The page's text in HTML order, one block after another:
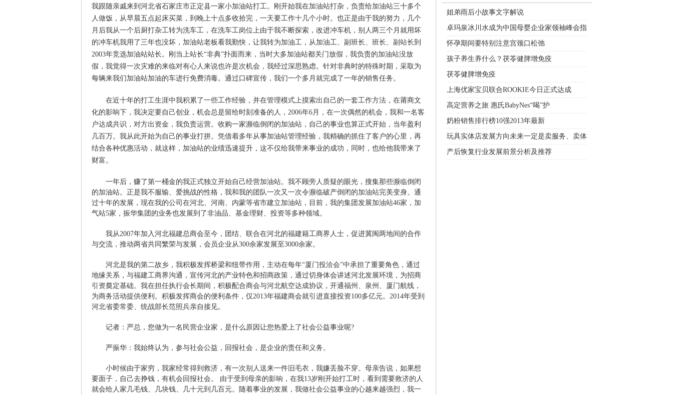
我跟随亲戚来到河北省石家庄市正定县一家小加油站打工。刚开始我在加油站打杂，负责给加油站三十多个
人做饭，从早晨五点起床买菜，到晚上十点多收拾完，一天要工作十几个小时。也正是由于我的努力，几个
月后我从一个后厨打杂工转为洗车工，在洗车工岗位上由于我不断探索，改进冲车机，别人两三个月就用坏
的冲车机我用了三年也没坏，加油站老板看我勤快，让我转为加油工，从加油工、副班长、班长、副站长到
2003年竞选加油站站长。刚当上站长“非典”扑面而来，当时大多加油站都关门放假，我负责的加油站没放
假，我觉得一次灾难的来临对有心人来说也许是次机会，我经过深思熟虑。针对非典时的特殊时期，采取为
每辆来我们加油站加油的车进行免费消毒。通过口碑宣传，我们一个多月就完成了一年的销售任务。
在近十年的打工生涯中我积累了一些工作经验，并在管理模式上摸索出自己的一套工作方法，在莆商文
化的影响下，我决定要自己创业，机会总是留给时刻准备的人，2006年6月，在一次偶然的机会，我和一名客
户达成共识，对方出资金，我负责运营。收购一家濒临倒闭的加油站，自己的事业也算正式开始，当年盈利
几百万。我从此开始为自己的事业打拼。凭借着多年从事加油站管理经验，我精确的抓住了客户的心里，再
结合各种优惠活动，就这样，加油站的业绩迅速提升，这不仅给我带来事业的成功，同时，也给他我带来了
财富。
一年后，赚了第一桶金的我正式独立开始自己经营加油站。我不顾旁人质疑的眼光，搜集那些濒临倒闭
的加油站。正是我不服输、爱挑战的性格，我和我的团队一次又一次令濒临破产倒闭的加油站完美变身。通
过十年的发展，现在我的公司在河北、河南、内蒙等省市建立加油站，目前，我的集团发展加油站46家，加
气站5家，振华集团的业务也发展到了非油品、基金理财、投资等多种领域。
我从2007年加入河北福建总商会至今，团结、联合在河北的福建籍工商界人士，促进冀闽两地间的合作
与交流，推动两省共同繁荣与发展，会员企业从300余家发展至3000余家。
河北是我的第二故乡，我积极发挥桥梁和纽带作用，主动在每年“厦门投洽会”中承担了重要角色，通过
地缘关系，与福建工商界沟通，宣传河北的产业特色和招商政策，通过切身体会讲述河北发展环境，为招商
引资奠定基础。我在担任执行会长期间，积极配合商会与河北航空达成协议，开通福州、泉州、厦门航线，
为商务活动提供便利。积极发挥商会的便利条件，仅2013年福建商会就引进直接投资100多亿元。2014年受到
河北省委常委、统战部长范照兵亲自接见。
记者：严总，您做为一名民营企业家，是什么原因让您热爱上了社会公益事业呢?
严振华：我始终认为，参与社会公益，回报社会，是企业的责任和义务。
小时候由于家穷，我家经常得到救济，有一次别人送来一件旧毛衣，我嫌丢脸不穿。母亲告说，如果想
要面子，自己去挣钱，有机会回报社会。 由于受到母亲的影响，在我13岁刚开始打工时，看到需要救济的人
就会给人家几毛钱、几块钱、几十元到几百元。随着事业的发展，我做社会公益事业的心越来越强烈，我一
姐弟雨后小故事文字解说
卓玛泉冰川水成为中国母婴企业家领袖峰会指
怀孕期间要特别注意宫颈口松弛
孩子养生养什么？茯苓健脾增免疫
茯苓健脾增免疫
上海优家宝贝联合ROOKIE今日正式达成
高定营养之旅 惠氏BabyNes“喝”护
奶粉销售排行榜10强2013年最新
玩具实体店发展方向未来一定是卖服务、卖体
产后恢复行业发展前景分析及推荐